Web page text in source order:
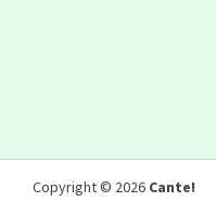
Copyright © 2026 Cante!